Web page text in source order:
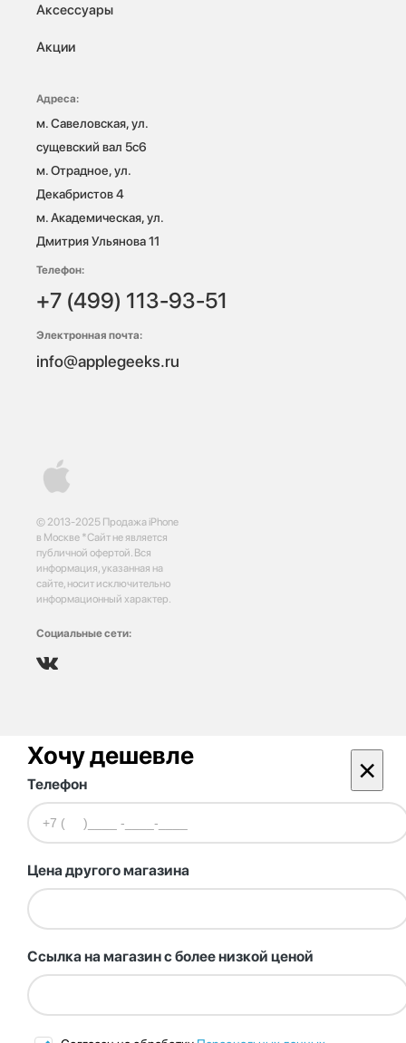
© 2013-2025 Продажа iPhone
в Москве *Сайт не является
публичной офертой. Вся
информация, указанная на
сайте, носит исключительно
информационный характер.
Социальные сети:
Аксессуары
Акции
Адреса:
м. Савеловская, ул.
сущевский вал 5с6
м. Отрадное, ул.
Декабристов 4
м. Академическая, ул.
Дмитрия Ульянова 11
Телефон:
+7 (499) 113-93-51
Электронная почта:
info@applegeeks.ru
Хочу дешевле ×
Телефон
Цена другого магазина
Ссылка на магазин с более низкой ценой